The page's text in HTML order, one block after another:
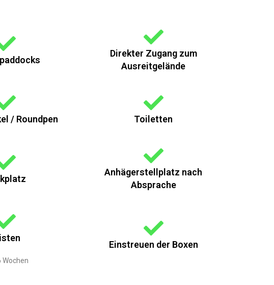
Direkter Zugang zum
Ausreitgelände
/ Roundpen Toiletten
Anhägerstellplatz nach
Absprache
Wochen
Einstreuen der Boxen